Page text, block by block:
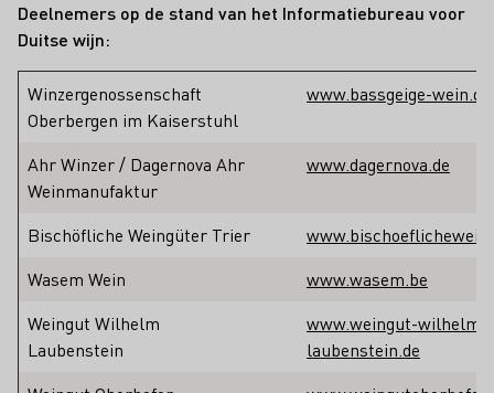
Deelnemers op de stand van het Informatiebureau voor
Duitse wijn:
Winzergenossenschaft
Oberbergen im Kaiserstuhl
www.bassgeige-wein.de
Ahr Winzer / Dagernova Ahr
Weinmanufaktur
www.dagernova.de
Bischöfliche Weingüter Trier
Wasem Wein
www.wasem.be
Weingut Wilhelm
Laubenstein
www.weingut-wilhelm-
laubenstein.de